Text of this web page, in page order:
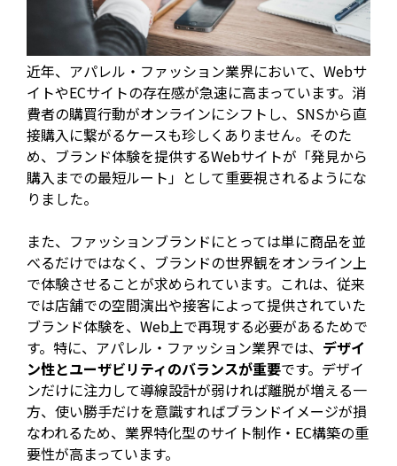
近年、アパレル・ファッション業界において、Webサ
イトやECサイトの存在感が急速に高まっています。消
費者の購買行動がオンラインにシフトし、SNSから直
接購入に繋がるケースも珍しくありません。そのた
め、ブランド体験を提供するWebサイトが「発見から
購入までの最短ルート」として重要視されるようにな
りました。
また、ファッションブランドにとっては単に商品を並
べるだけではなく、ブランドの世界観をオンライン上
で体験させることが求められています。これは、従来
では店舗での空間演出や接客によって提供されていた
ブランド体験を、Web上で再現する必要があるためで
す。特に、アパレル・ファッション業界では、 デザイ
ン性とユーザビリティのバランスが重要です。デザイ
ンだけに注力して導線設計が弱ければ離脱が増える一
方、使い勝手だけを意識すればブランドイメージが損
なわれるため、業界特化型のサイト制作・EC構築の重
要性が高まっています。